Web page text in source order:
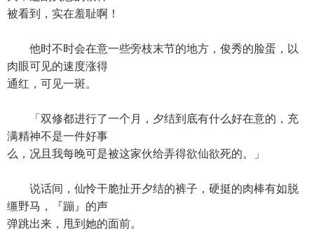
被看到，实在羞耻啊！
他时不时会在意一些旁枝末节的地方，俊秀的脸蛋，以
肉眼可见的速度涨得
通红，可见一斑。
「双修都进行了一个月，夕结到底有什么好在意的，充
满精神不是一件好事
么，况且我每晚可是被这家伙给弄得欲仙欲死的。」
说话间，仙怜干脆扯开夕结的裤子，硬挺的肉棒有如脱
缰野马，『蹦』的声
弹跳出来，甩到她的面前。